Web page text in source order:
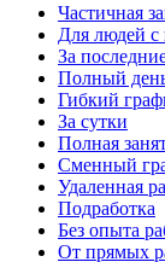
Частичная
Для людей с
За
Полный
Гибкий
За сутки
Полная
Сменный
Удаленная
Подработка
Без опыта
От прямых